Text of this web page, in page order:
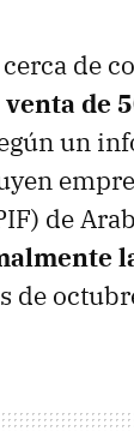
cerca de
venta de
un
de
de